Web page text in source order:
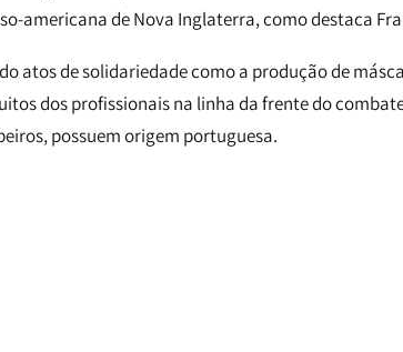
americana de Nova Inglaterra, como destaca
atos de solidariedade como a produção de
dos profissionais na linha da frente do
possuem origem portuguesa.